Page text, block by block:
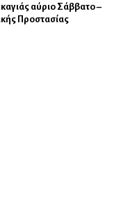
αύριο Σάββατο –
Προστασίας